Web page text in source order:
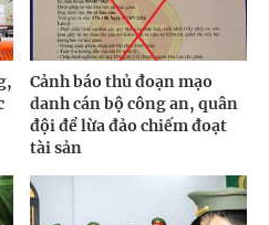
Cảnh báo thủ đoạn mạo
danh cán bộ công an, quân
đội để lừa đảo chiếm đoạt
tài sản